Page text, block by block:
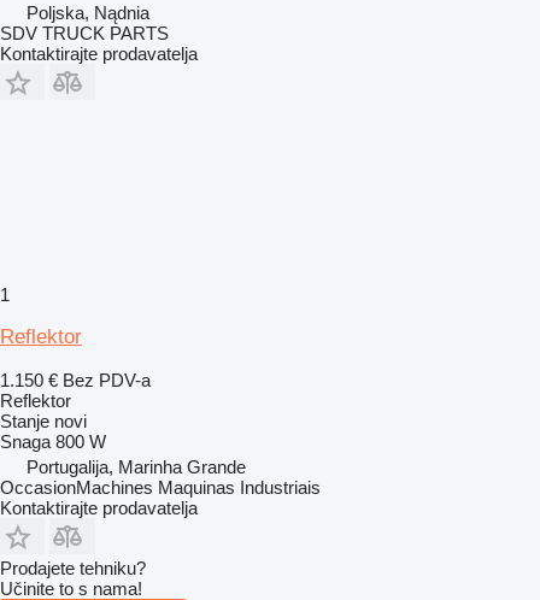
Poljska, Nądnia
SDV TRUCK PARTS
Kontaktirajte prodavatelja
1
Reflektor
1.150 € Bez PDV-a
Reflektor
Stanje novi
Snaga 800 W
Portugalija, Marinha Grande
OccasionMachines Maquinas Industriais
Kontaktirajte prodavatelja
Prodajete tehniku?
Učinite to s nama!